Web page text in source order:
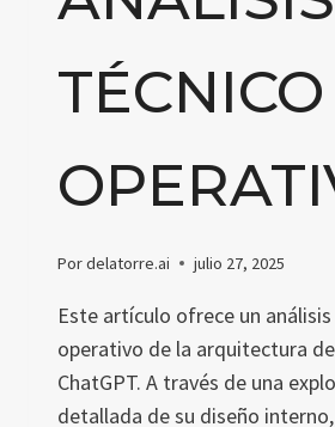
Pordelatorre.ai julio 27, 2025
Este artículo ofrece un
operativo de la arquitectura
ChatGPT. A través de una
detallada de su diseño